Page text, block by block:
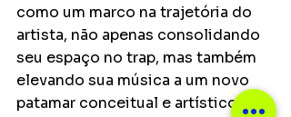
como um marco na trajetória do
artista, não apenas consolidando
seu espaço no trap, mas também
elevando sua música a um novo
patamar conceitual e artístico.